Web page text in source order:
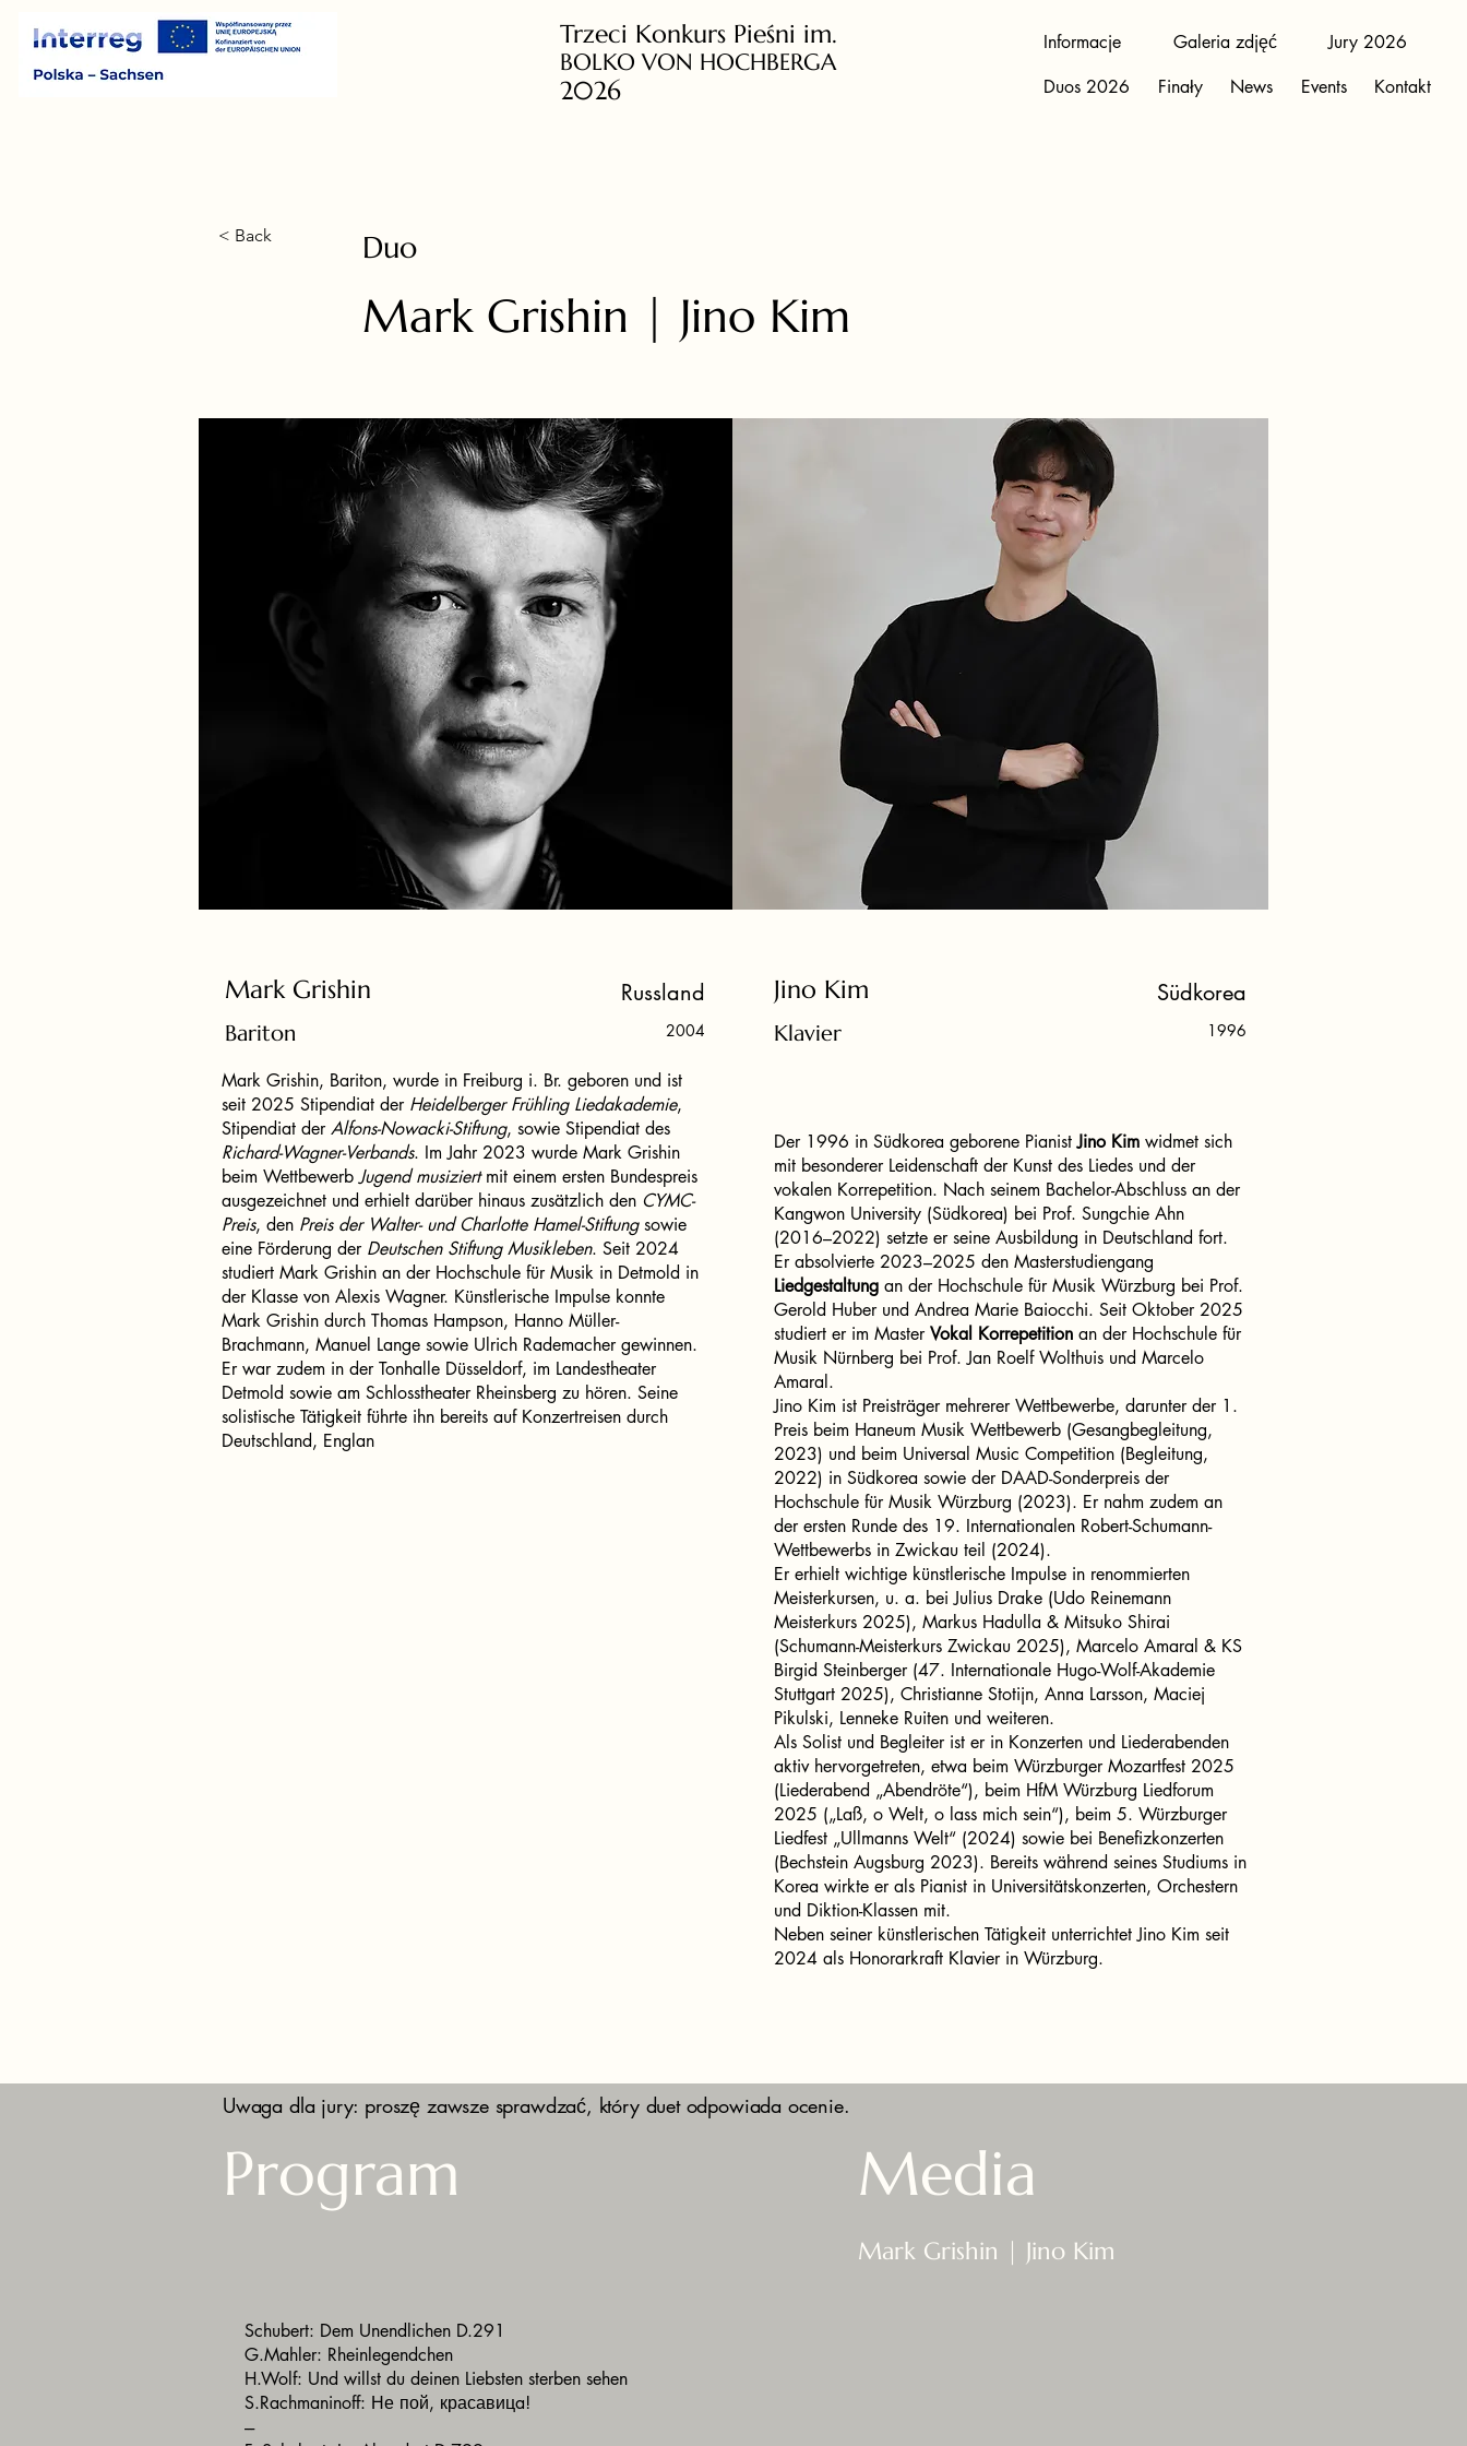
Trzeci Konkurs Pieśni im.
BOLKO VON HOCHBERGA
2026
Informacje Galeria zdjęć
Jury 2026
Duos 2026
Finały News Events Kontakt
< Back Duo
Mark Grishin | Jino Kim
Mark Grishin Russland
Bariton 2004
Mark Grishin, Bariton, wurde in Freiburg i. Br. geboren und ist
seit 2025 Stipendiat der Heidelberger Frühling Liedakademie,
Stipendiat derAlfons-Nowacki-Stiftung, sowie Stipendiat des
Richard-Wagner-Verbands. Im Jahr 2023 wurde Mark Grishin
beim WettbewerbJugend musiziertmit einem ersten Bundespreis
ausgezeichnet und erhielt darüber hinaus zusätzlich den CYMC-
Preis, den Preis der Walter- und Charlotte Hamel-Stiftungsowie
eine Förderung der Deutschen Stiftung Musikleben. Seit 2024
studiert Mark Grishin an der Hochschule für Musik in Detmold in
der Klasse von Alexis Wagner. Künstlerische Impulse konnte
Mark Grishin durch Thomas Hampson, Hanno Müller-
Brachmann, Manuel Lange sowie Ulrich Rademacher gewinnen.
Er war zudem in der Tonhalle Düsseldorf, im Landestheater
Detmold sowie am Schlosstheater Rheinsberg zu hören. Seine
solistische Tätigkeit führte ihn bereits auf Konzertreisen durch
Deutschland, Englan
Jino Kim Südkorea
Klavier 1996
Der 1996 in Südkorea geborene PianistJino Kim widmet sich
mit besonderer Leidenschaft der Kunst des Liedes und der
vokalen Korrepetition. Nach seinem Bachelor-Abschluss an der
Kangwon University (Südkorea) bei Prof. Sungchie Ahn
(2016–2022) setzte er seine Ausbildung in Deutschland fort.
Er absolvierte 2023–2025 den Masterstudiengang
Liedgestaltung an der Hochschule für Musik Würzburg bei Prof.
Gerold Huber und Andrea Marie Baiocchi. Seit Oktober 2025
studiert er im MasterVokal Korrepetition an der Hochschule für
Musik Nürnberg bei Prof. Jan Roelf Wolthuis und Marcelo
Amaral.
Jino Kim ist Preisträger mehrerer Wettbewerbe, darunter der 1.
Preis beim Haneum Musik Wettbewerb (Gesangbegleitung,
2023) und beim Universal Music Competition (Begleitung,
2022) in Südkorea sowie der DAAD-Sonderpreis der
Hochschule für Musik Würzburg (2023). Er nahm zudem an
der ersten Runde des 19. Internationalen Robert-Schumann-
Wettbewerbs in Zwickau teil (2024).
Er erhielt wichtige künstlerische Impulse in renommierten
Meisterkursen, u. a. bei Julius Drake (Udo Reinemann
Meisterkurs 2025), Markus Hadulla & Mitsuko Shirai
(Schumann-Meisterkurs Zwickau 2025), Marcelo Amaral & KS
Birgid Steinberger (47. Internationale Hugo-Wolf-Akademie
Stuttgart 2025), Christianne Stotijn, Anna Larsson, Maciej
Pikulski, Lenneke Ruiten und weiteren.
Als Solist und Begleiter ist er in Konzerten und Liederabenden
aktiv hervorgetreten, etwa beim Würzburger Mozartfest 2025
(Liederabend „Abendröte“), beim HfM Würzburg Liedforum
2025 („Laß, o Welt, o lass mich sein“), beim 5. Würzburger
Liedfest „Ullmanns Welt“ (2024) sowie bei Benefizkonzerten
(Bechstein Augsburg 2023). Bereits während seines Studiums in
Korea wirkte er als Pianist in Universitätskonzerten, Orchestern
und Diktion-Klassen mit.
Neben seiner künstlerischen Tätigkeit unterrichtet Jino Kim seit
2024 als Honorarkraft Klavier in Würzburg.
Uwaga dla jury: proszę zawsze sprawdzać, który duet odpowiada ocenie.
Program Media
Mark Grishin | Jino Kim
Schubert: Dem Unendlichen D.291
G.Mahler: Rheinlegendchen
H.Wolf: Und willst du deinen Liebsten sterben sehen
S.Rachmaninoff: Не пой, красавицa!
---